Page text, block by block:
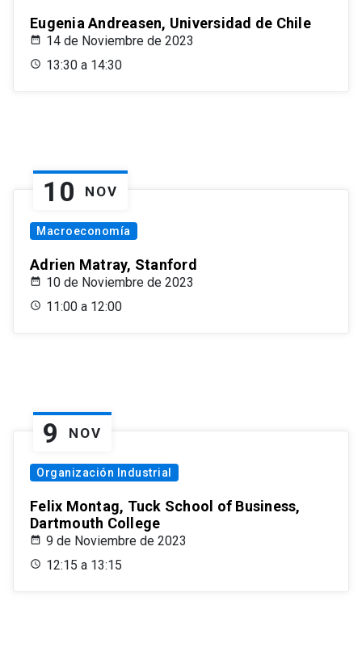
Eugenia Andreasen, Universidad de Chile
14 de Noviembre de 2023
13:30 a 14:30
10 NOV
Macroeconomía
Adrien Matray, Stanford
10 de Noviembre de 2023
11:00 a 12:00
9 NOV
Organización Industrial
Felix Montag, Tuck School of Business,
Dartmouth College
9 de Noviembre de 2023
12:15 a 13:15